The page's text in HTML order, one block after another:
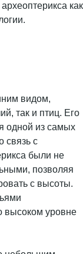
как
видом,
так и птиц. Его
одной из самых
связь с
были не
позволяя
с высоты.
высоком уровне